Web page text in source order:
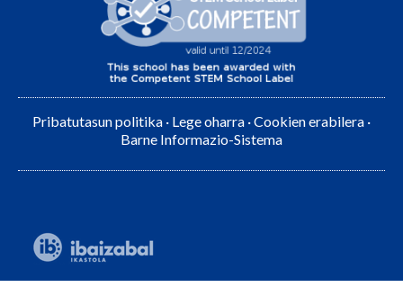
Pribatutasun politika · Lege oharra ·Cookien erabilera ·
Barne Informazio-Sistema